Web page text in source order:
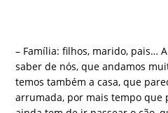
– Família: filhos, marido, pais…
saber de nós, que andamos
temos também a casa, que
arrumada, por mais tempo que